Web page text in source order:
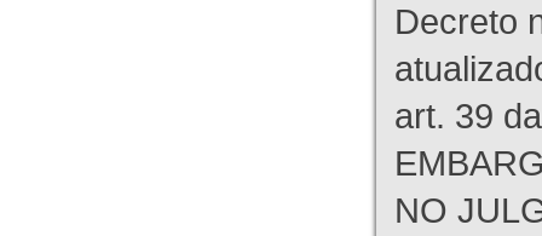
Decreto
art. 39
NO